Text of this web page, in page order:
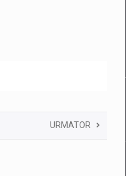
URMATOR